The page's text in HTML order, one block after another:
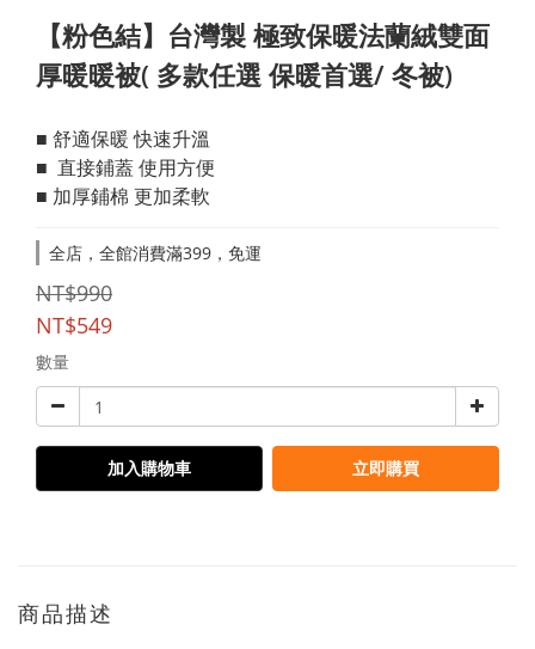
【粉色結】台灣製 極致保暖法蘭絨雙面
厚暖暖被( 多款任選 保暖首選/ 冬被)
■ 舒適保暖 快速升溫
■  直接鋪蓋 使用方便
■ 加厚鋪棉 更加柔軟
全店，全館消費滿399，免運
NT$990
NT$549
數量
加入購物車 立即購買
商品描述